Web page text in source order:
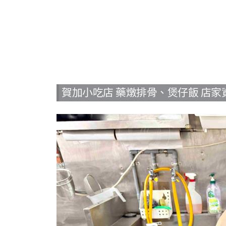
賀加小吃店 藥燉排骨、煲仔飯 店家